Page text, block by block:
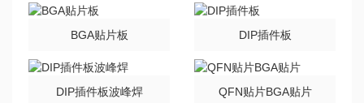
BGA贴片板 DIP插件板
DIP插件板波峰焊 QFN贴片BGA贴片